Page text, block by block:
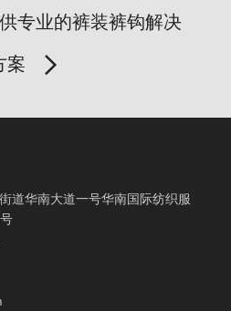
专业的裤装裤钩解决
案
道华南大道一号华南国际纺织服